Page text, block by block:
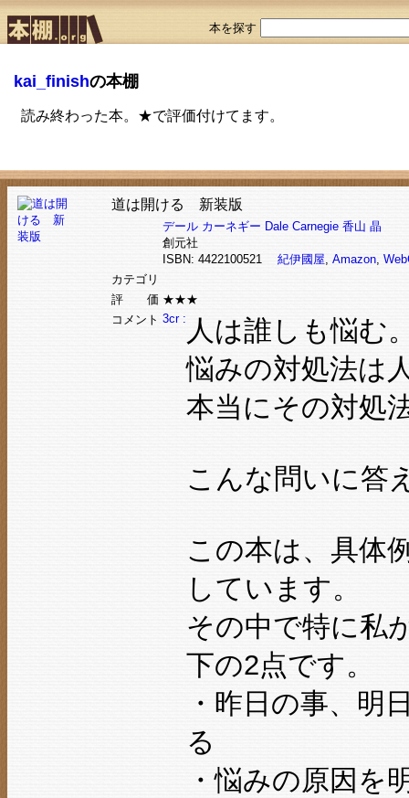
本を探す
kai_finishの本棚
読み終わった本。★で評価付けてます。
道は開ける 新装版
デール カーネギー Dale Carnegie 香山 晶
創元社
ISBN: 4422100521 紀伊國屋, Amazon,
カテゴリ
評 価 ★★★
コメント 3cr : 人は誰しも悩む
悩みの対処法は
本当にその対処
こんな問いに答
この本は、具体
しています。
その中で特に私
下の2点です。
・昨日の事、明
る
・悩みの原因を